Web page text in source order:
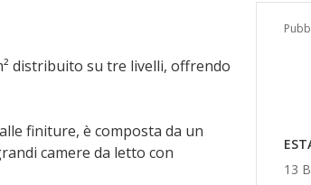
13
distribuito su tre livelli, offrendo
finiture, è composta da un
camere da letto con